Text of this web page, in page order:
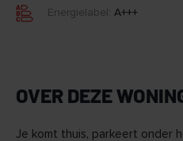
Energielabel: A+++
OVER DEZE
Je komt thuis, parkeert onder